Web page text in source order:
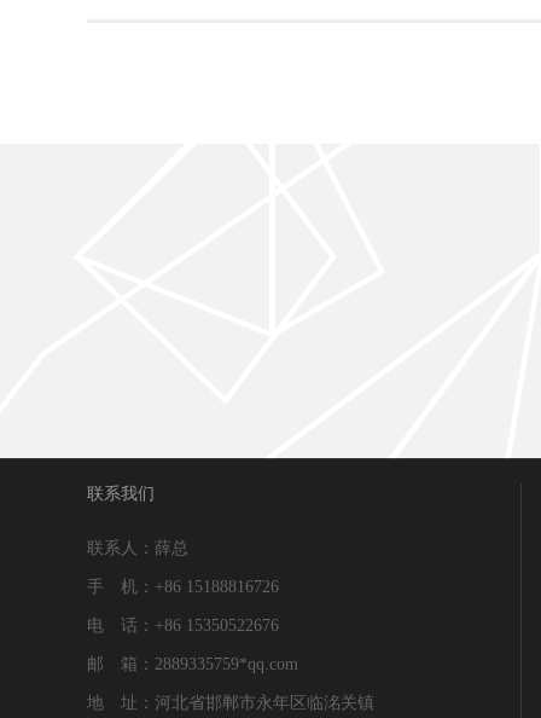
联系我们
联系人：薛总
手 机：+86 15188816726
电 话：+86 15350522676
邮 箱：2889335759*qq.com
地 址：河北省邯郸市永年区临洺关镇